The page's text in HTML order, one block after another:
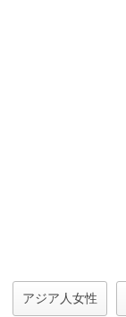
アジア人女性